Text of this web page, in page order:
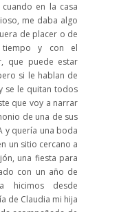
en la casa
me daba algo
de placer o de
tiempo y con el
que puede estar
si le hablan de
se le quitan todos
que voy a narrar
de una de sus
y quería una boda
un sitio cercano a
una fiesta para
con un año de
hicimos desde
de Claudia mi hija